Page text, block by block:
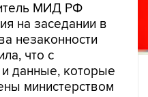
МИД РФ
на заседании в
незаконности
что с
данные, которые
министерством